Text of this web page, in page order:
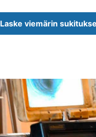
Laske viemärin